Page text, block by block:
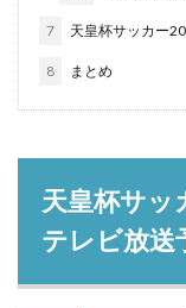
7 天皇杯サッカー
8 まとめ
天皇杯サッ
テレビ放送